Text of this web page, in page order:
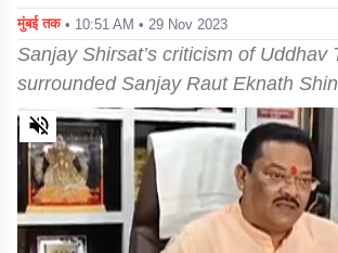
मुंबई तक • 10:51 AM • 29 Nov 2023
Sanjay Shirsat’s criticism of Uddhav
surrounded Sanjay Raut Eknath
0
of
minutes,
40
seconds